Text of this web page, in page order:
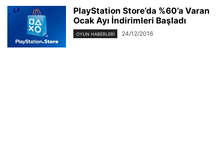
PlayStation Store’da %60’a Varan
Ocak Ayı İndirimleri Başladı
OYUN HABERLERI 24/12/2016